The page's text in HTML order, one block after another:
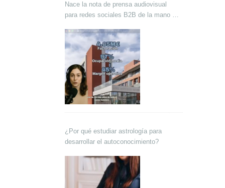
Nace la nota de prensa audiovisual
para redes sociales B2B de la mano de
¿Por qué estudiar astrología para
desarrollar el autoconocimiento?